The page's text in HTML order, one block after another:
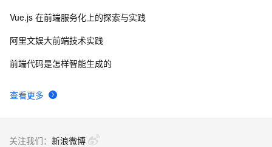
查看更多
Vue.js 在前端服务化上的探索与实践
阿里文娱大前端技术实践
前端代码是怎样智能生成的
关注我们： 新浪微博